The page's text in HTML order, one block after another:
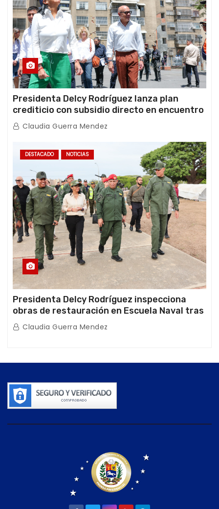
Presidenta Delcy Rodríguez lanza plan
crediticio con subsidio directo en encuentro
con Juntas de Condominio
Claudia Guerra Mendez
DESTACADO NOTICIAS
Presidenta Delcy Rodríguez inspecciona
obras de restauración en Escuela Naval tras
afectaciones sísmicas en La Guaira
Claudia Guerra Mendez